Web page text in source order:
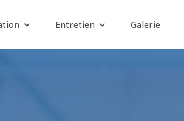
Entretien Galerie